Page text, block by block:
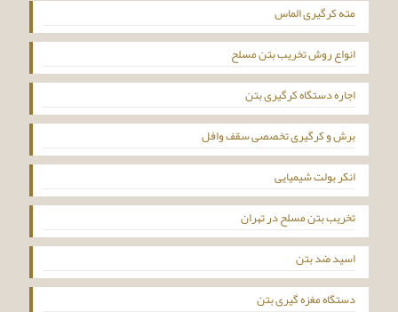
مته کرگیری الماس
انواع روش تخریب بتن مسلح
اجاره دستگاه کرگیری بتن
برش و کرگیری تخصصی سقف وافل
انکر بولت شیمیایی
تخریب بتن مسلح در تهران
اسید ضد بتن
دستگاه مغزه گیری بتن